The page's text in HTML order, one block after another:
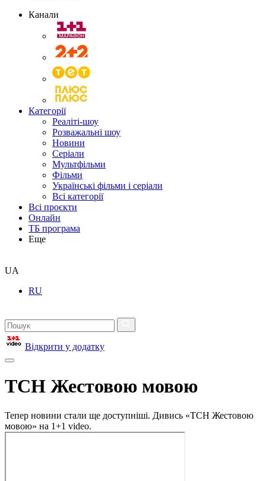
Канали
Категорії
Реаліті-шоу
Розважальні шоу
Новини
Серіали
Мультфільми
Фільми
Українські фільми і серіали
Всі категорії
Всі проєкти
Онлайн
ТБ програма
Еще
UA
RU
Відкрити у додатку
ТСН Жестовою мовою
Тепер новини стали ще доступніші. Дивись «ТСН Жестовою
мовою» на 1+1 video.